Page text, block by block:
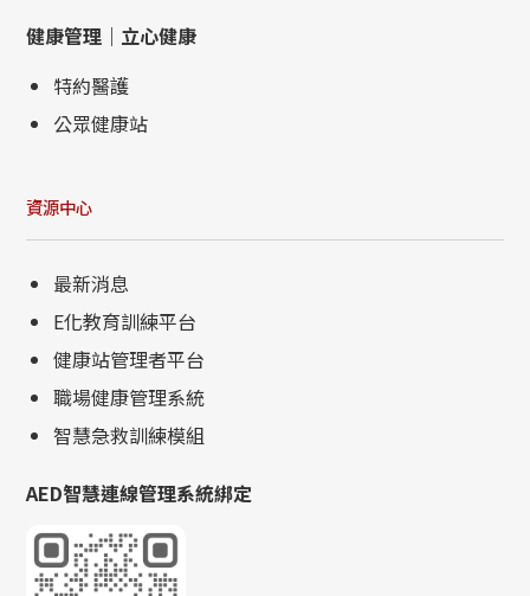
健康管理｜立心健康
特約醫護
公眾健康站
資源中心
最新消息
E化教育訓練平台
健康站管理者平台
職場健康管理系統
智慧急救訓練模組
AED智慧連線管理系統綁定